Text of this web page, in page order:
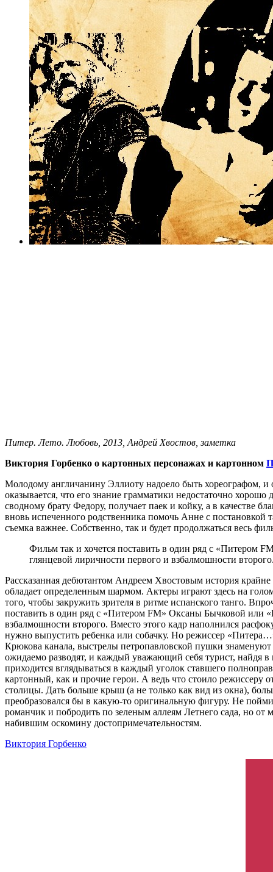
Питер. Лето. Любовь, 2013, Андрей Хвостов, заметка
Виктория Горбенко о картонных персонажах и картонном
Молодому англичанину Эллиоту надоело быть хореографом, и
оказывается, что его знание грамматики недостаточно
сводному брату Федору, получает паек и койку, а в качестве
вновь испеченного родственника помочь Анне с постановкой
съемка важнее. Собственно, так и будет продолжаться весь
Фильм так и хочется поставить в один ряд с «Питером
глянцевой лиричности первого и взбалмошности
Рассказанная дебютантом Андреем Хвостовым история
обладает определенным шармом. Актеры играют здесь на
того, чтобы закружить зрителя в ритме испанского танго.
поставить в один ряд с «Питером FM» Оксаны Бычковой или
взбалмошности второго. Вместо этого кадр наполнился
нужно выпустить ребенка или собачку. Но режиссер
Крюкова канала, выстрелы петропавловской пушки
ожидаемо разводят, и каждый уважающий себя турист, найдя в
приходится вглядываться в каждый уголок ставшего
картонный, как и прочие герои. А ведь что стоило режиссеру
столицы. Дать больше крыш (а не только как вид из окна),
преобразовался бы в какую-то оригинальную фигуру. Не
романчик и побродить по зеленым аллеям Летнего сада, но от
набившим оскомину достопримечательностям.
Виктория Горбенко